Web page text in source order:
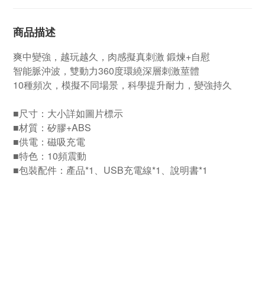
商品描述
爽中變強，越玩越久，肉感擬真刺激 鍛煉+自慰
智能脈沖波，雙動力360度環繞深層刺激莖體
10種頻次，模擬不同場景，科學提升耐力，變強持久
■尺寸：大小詳如圖片標示
■材質：矽膠+ABS
■供電：磁吸充電
■特色：10頻震動
■包裝配件：產品*1、USB充電線*1、說明書*1